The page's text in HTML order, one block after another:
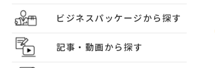
ビジネスパッケージから探す
記事・動画から探す